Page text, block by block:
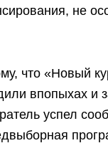
не
что «Новый
впопыхах и
успел